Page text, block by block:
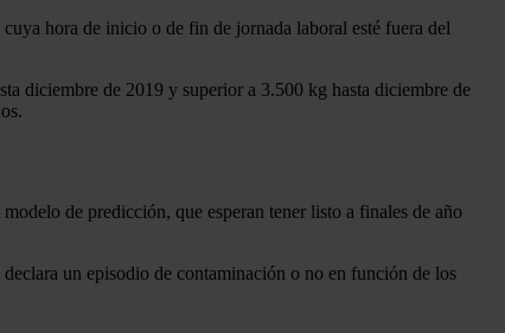
hora de inicio o de fin de jornada laboral esté fuera del
diciembre de 2019 y superior a 3.500 kg hasta diciembre de
de predicción, que esperan tener listo a finales de año
un episodio de contaminación o no en función de los